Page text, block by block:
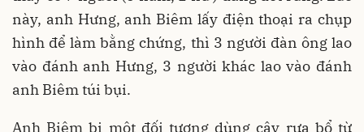
này, anh Hưng, anh Biêm lấy điện thoại ra chụp
hình để làm bằng chứng, thì 3 người đàn ông lao
vào đánh anh Hưng, 3 người khác lao vào đánh
anh Biêm túi bụi.
Anh Biêm bị một đối tượng dùng cây rựa bổ từ